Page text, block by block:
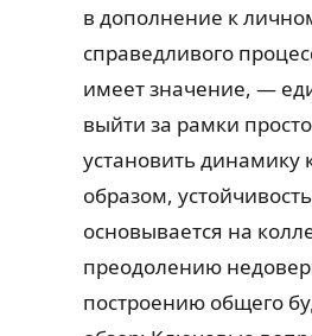
в дополнение к
справедливого
имеет значение, —
выйти за рамки
установить динамику
образом,
основывается на
преодолению
построению общего